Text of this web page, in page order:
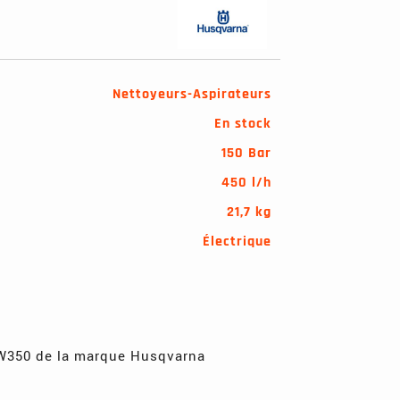
Nettoyeurs-Aspirateurs
En stock
150 Bar
450 l/h
21,7 kg
Électrique
de la marque Husqvarna